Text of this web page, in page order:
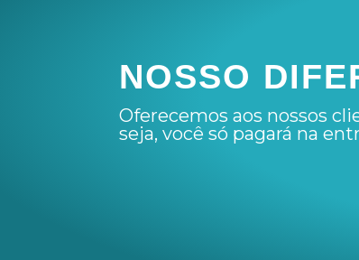
NOSSO
Oferecemos aos nossos
seja, você só pagará na